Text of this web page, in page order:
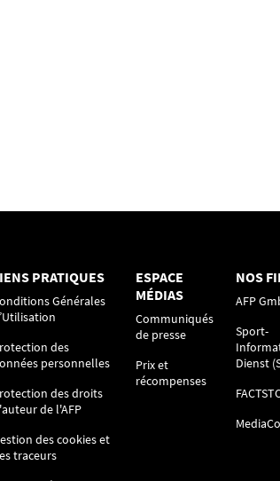
PRATIQUES
Générales
des
personnelles
des droits
de l'AFP
des cookies et
traceurs
ESPACE
MÉDIAS
Communiqués
de presse
Prix et
récompenses
NOS
AFP
Sport-
Dienst